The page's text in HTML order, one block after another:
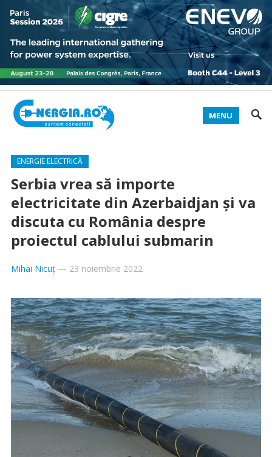
MENU
ENERGIE ELECTRICĂ
Serbia vrea să importe
electricitate din Azerbaidjan și va
discuta cu România despre
proiectul cablului submarin
Mihai Nicuț— 23 noiembrie 2022